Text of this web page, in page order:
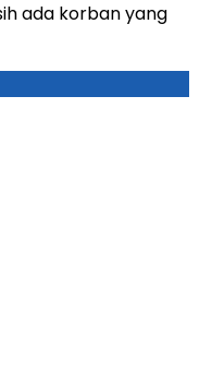
ada korban yang